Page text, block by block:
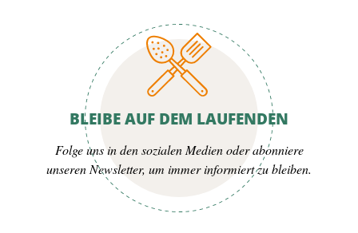
BLEIBE AUF DEM LAUFENDEN
Folge uns in den sozialen Medien oder abonniere
unseren Newsletter, um immer informiert zu bleiben.